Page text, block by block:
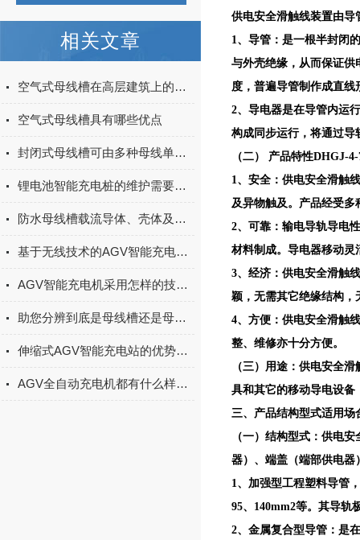
相关文章
空气式母线槽在高层建筑上的应用
空气式母线槽具有哪些优点
封闭式母线槽可由多种母线单元组成，它们分别是？
锂电池智能充电桩的维护需要注意什么？
防水母线槽载流导体、壳体及绝缘材料组成分析
基于无线技术的AGV智能充电系统探索与实践
AGV智能充电机采用怎样的技术原理和系统功能
助您分辨到底是母线槽还是母线桥？
伸缩式AGV智能充电站的优势体现在哪里？
AGV全自动充电机都有什么样的特点
供电安全滑触线装置由导
1、导管：是一根半封闭
与外壳绝缘，从而保证供
度，普遍导管制作成直
2、导电器是在导管内运
构成同步运行，将通过导
（二） 产品特性DHGJ-
1、安全：供电安全滑触
及异物触及。产品经受多
2、可靠：输电导轨导电
材料制成。导电器移动灵
3、经济：供电安全滑触
颖，无需其它绝缘结构，
4、方便：供电安全滑触
整、维修亦十分方便。
（三）用途：供电安全
具和其它的移动导电设备
三、产品结构型式适用场
（一）结构型式：供电
器）、端盖（端部供电器
1、加强型工程塑料导管
95、140mm2等。其导轨
2、金属复合型导管：是